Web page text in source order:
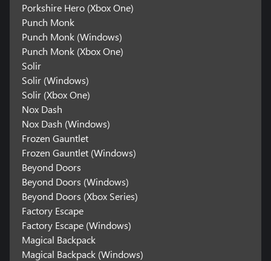
Porkshire Hero (Xbox One)
Punch Monk
Punch Monk (Windows)
Punch Monk (Xbox One)
Solir
Solir (Windows)
Solir (Xbox One)
Nox Dash
Nox Dash (Windows)
Frozen Gauntlet
Frozen Gauntlet (Windows)
Beyond Doors
Beyond Doors (Windows)
Beyond Doors (Xbox Series)
Factory Escape
Factory Escape (Windows)
Magical Backpack
Magical Backpack (Windows)